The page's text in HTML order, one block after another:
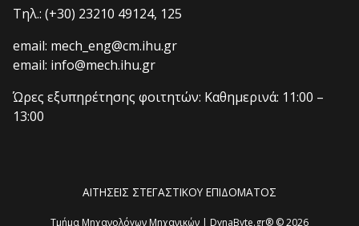
Τηλ.: (+30) 23210 49124, 125
email: mech_eng@cm.ihu.gr
email: info@mech.ihu.gr
Ώρες εξυπηρέτησης φοιτητών: Καθημερινά: 11:00 –
13:00
ΑΙΤΗΣΕΙΣ ΣΤΕΓΑΣΤΙΚΟΥ ΕΠΙΔΟΜΑΤΟΣ
Τμήμα Μηχανολόγων Μηχανικών | DynaByte.gr® © 2026